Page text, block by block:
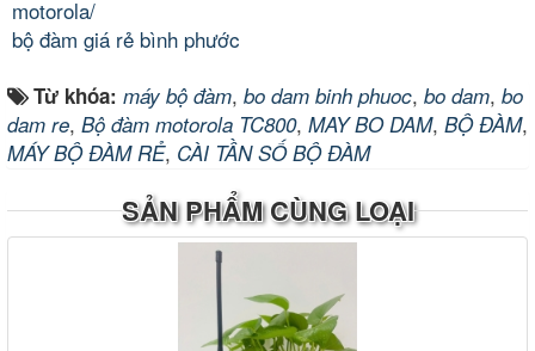
motorola/
bộ đàm giá rẻ bình phước
Từ khóa: máy bộ đàm, bo dam binh phuoc, bo dam, bo
dam re, Bộ đàm motorola TC800, MAY BO DAM, BỘ ĐÀM,
MÁY BỘ ĐÀM RẺ, CÀI TẦN SỐ BỘ ĐÀM
SẢN PHẨM CÙNG LOẠI